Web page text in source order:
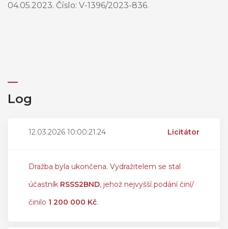
04.05.2023. Číslo: V-1396/2023-836.
Log
12.03.2026 10:00:21.24 Licitátor
Dražba byla ukončena. Vydražitelem se stal
účastník RSSS2BND, jehož nejvyšší podání činí/
činilo 1 200 000 Kč.